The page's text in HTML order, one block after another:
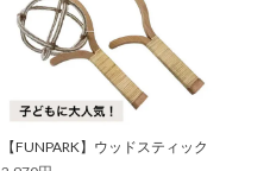
【FUNPARK】ウッドスティック